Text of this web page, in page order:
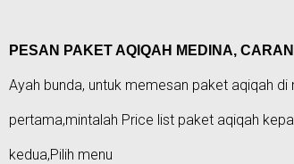
PESAN PAKET AQIQAH MEDINA,
Ayah bunda, untuk memesan paket aqiqah
pertama,mintalah Price list paket aqiqah
kedua,Pilih menu